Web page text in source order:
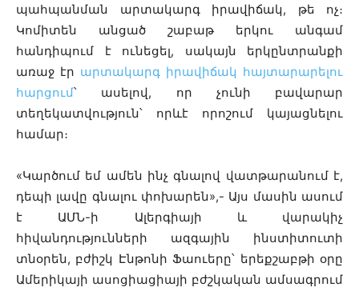
պահպանման արտակարգ իրավիճակ, թե ոչ։
Կոմիտեն անցած շաբաթ երկու անգամ
հանդիպում է ունեցել, սակայն երկընտրանքի
առաջ էր արտակարգ իրավիճակ հայտարարելու
հարցում՝ ասելով, որ չունի բավարար
տեղեկատվություն՝ որևէ որոշում կայացնելու
համար։
«Կարծում եմ ամեն ինչ գնալով վատթարանում է,
դեպի լավը գնալու փոխարեն»,- Այս մասին ասում
է ԱՄՆ-ի Ալերգիայի և վարակիչ
հիվանդությունների ազգային ինստիտուտի
տնօրեն, բժիշկ Էնթոնի Ֆաուերը՝ երեքշաբթի օրը
Ամերիկայի ասոցիացիայի բժշկական ամսագրում